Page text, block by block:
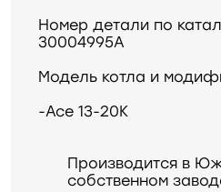
Номер детали по
30004995А
Модель котла и
-Ace 13-20K
Производится в
собственном